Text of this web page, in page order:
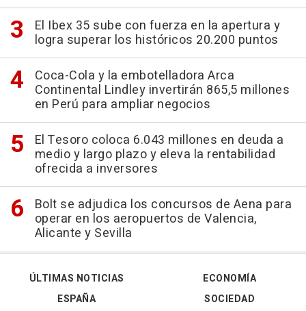
El Ibex 35 sube con fuerza en la apertura y
logra superar los históricos 20.200 puntos
Coca-Cola y la embotelladora Arca
Continental Lindley invertirán 865,5 millones
en Perú para ampliar negocios
El Tesoro coloca 6.043 millones en deuda a
medio y largo plazo y eleva la rentabilidad
ofrecida a inversores
Bolt se adjudica los concursos de Aena para
operar en los aeropuertos de Valencia,
Alicante y Sevilla
ÚLTIMAS NOTICIAS
ESPAÑA
ECONOMÍA
SOCIEDAD